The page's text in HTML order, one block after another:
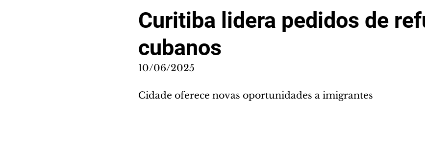
Curitiba lidera pedidos de
cubanos
10/06/2025
Cidade oferece novas oportunidades a imigrantes